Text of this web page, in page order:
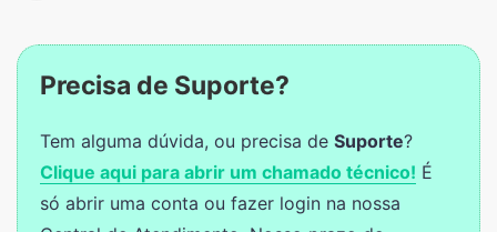
Precisa de Suporte?
Tem alguma dúvida, ou precisa de Suporte?
Clique aqui para abrir um chamado técnico! É
só abrir uma conta ou fazer login na nossa